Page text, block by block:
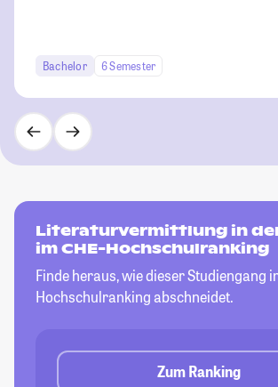
Bachelor 6 Semester
Literaturvermittlung in
im CHE-Hochschulranking
Finde heraus, wie dieser Studiengang
Hochschulranking abschneidet.
Zum Ranking